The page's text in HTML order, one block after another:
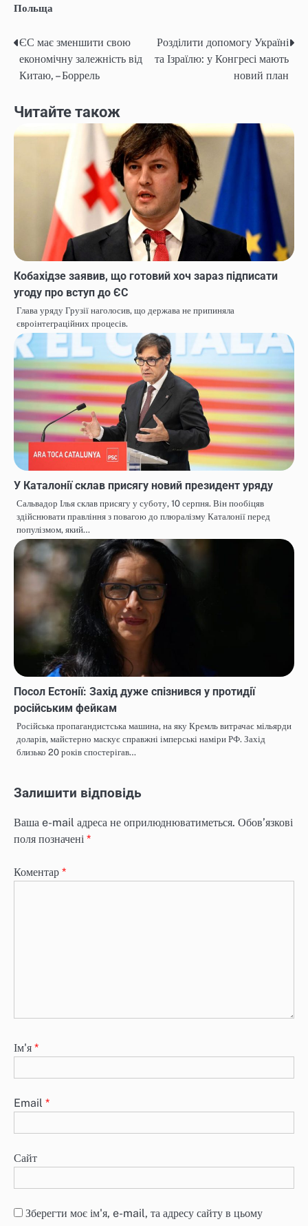
Польща
Навігація
записів
ЄС має зменшити свою
економічну залежність від
Китаю, – Боррель
Розділити допомогу Україні
та Ізраїлю: у Конгресі мають
новий план
Читайте також
Кобахідзе заявив, що готовий хоч зараз підписати
угоду про вступ до ЄС
Глава уряду Грузії наголосив, що держава не припиняла
євроінтеграційних процесів.
У Каталонії склав присягу новий президент уряду
Сальвадор Ілья склав присягу у суботу, 10 серпня. Він пообіцяв
здійснювати правління з повагою до плюралізму Каталонії перед
популізмом, який…
Посол Естонії: Захід дуже спізнився у протидії
російським фейкам
Російська пропагандистська машина, на яку Кремль витрачає мільярди
доларів, майстерно маскує справжні імперські наміри РФ. Захід
близько 20 років спостерігав…
Залишити відповідь
Ваша e-mail адреса не оприлюднюватиметься. Обов’язкові
поля позначені *
Коментар *
Ім'я *
Email *
Сайт
Зберегти моє ім'я, e-mail, та адресу сайту в цьому